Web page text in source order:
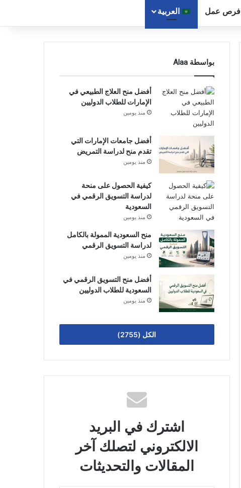
فرص عمل العربية
بواسطة Alaa
أفضل منح العلاج الطبيعي في
الإمارات للطلاب الدوليين
منذ يومين
أفضل جامعات الإمارات التي
تقدم منح لدراسة التمريض
منذ يومين
كيفية الحصول على منحة
لدراسة التسويق الرقمي في
السعودية
منذ يومين
منح السعودية الممولة بالكامل
لدراسة التسويق الرقمي
منذ يومين
أفضل منح التسويق الرقمي في
السعودية للطلاب الدوليين
منذ يومين
الكل (2755)
اشترك في البريد
الالكتروني لتصلك آخر
المقالات والتحديثات